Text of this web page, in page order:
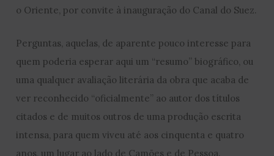
o Oriente, por convite à inauguração do Canal do Suez.
Perguntas, aquelas, de aparente pouco interesse para
quem poderia esperar aqui um “resumo” biográfico, ou
uma qualquer avaliação literária da obra que acaba de
ver reconhecido “oficialmente” ao autor dos títulos
citados e de muitos outros de uma produção escrita
intensa, para quem viveu até aos cinquenta e quatro
anos, um lugar ao lado de Camões e de Pessoa.